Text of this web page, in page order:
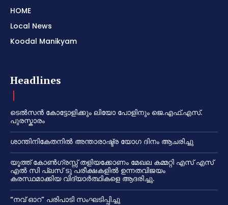
HOME
Local News
Koodal Manikyam
Headlines
ടെൽസൻ കോട്ടോളിക്കും ലിയോ പോളിനും ജെ.എഫ്.എസ്.
പുരസ്കാരം
ശാന്തിനികേതനിൽ അന്താരാഷ്ട്ര യോഗ ദിനം ആചരിച്ചു
യൂത്ത് കോൺഗ്രസ്സ് തളിയക്കോണം മേഖല കമ്മറ്റി എസ് എസ്
എൽ സി പ്ലസ് ടു പരീക്ഷകളിൽ ഉന്നതവിജയം
കരസ്ഥമാക്കിയ വിദ്യാർത്ഥികളെ ആദരിച്ചു.
“നവ് ഓറ” പരിപാടി സംഘടിപ്പിച്ചു